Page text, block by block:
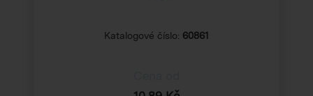
Katalogové číslo: 60861